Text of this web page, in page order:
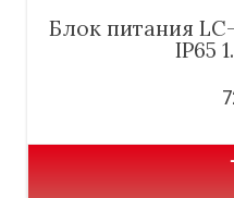
Блок питания
IP65